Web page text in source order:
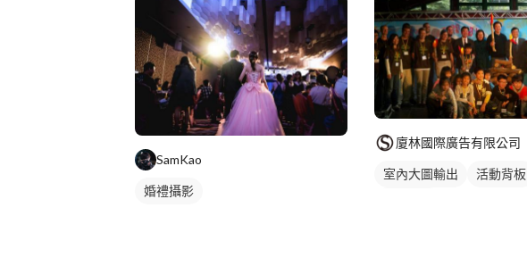
SamKao
婚禮攝影
廈林國際廣告有限公司
室內大圖輸出
活動背板